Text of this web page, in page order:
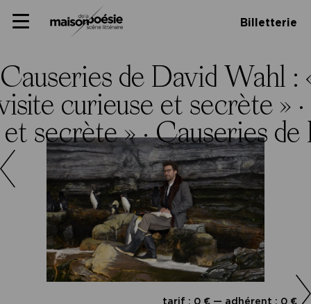
Panneau de gestion des cookies
to
Primary
Billetterie
Causeries de David Wahl :
curieuse et secrète » ·
secrète » ·Causeries
tarif : 0 € — adhérent : 0 €